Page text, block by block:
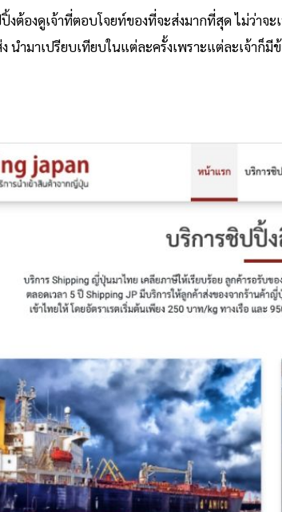
งต้องดูเจ้าที่ตอบโจยท์ของที่จะส่งมากที่สุด ไม่ว่า
ำมาเปรียบเทียบในแต่ละครั้งเพราะแต่ละเจ้าก็มี